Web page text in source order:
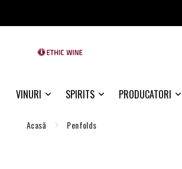
VINURI SPIRITS PRODUCATORI
Acasă Penfolds